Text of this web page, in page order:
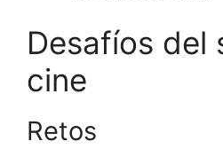
Desafíos del
cine
Retos